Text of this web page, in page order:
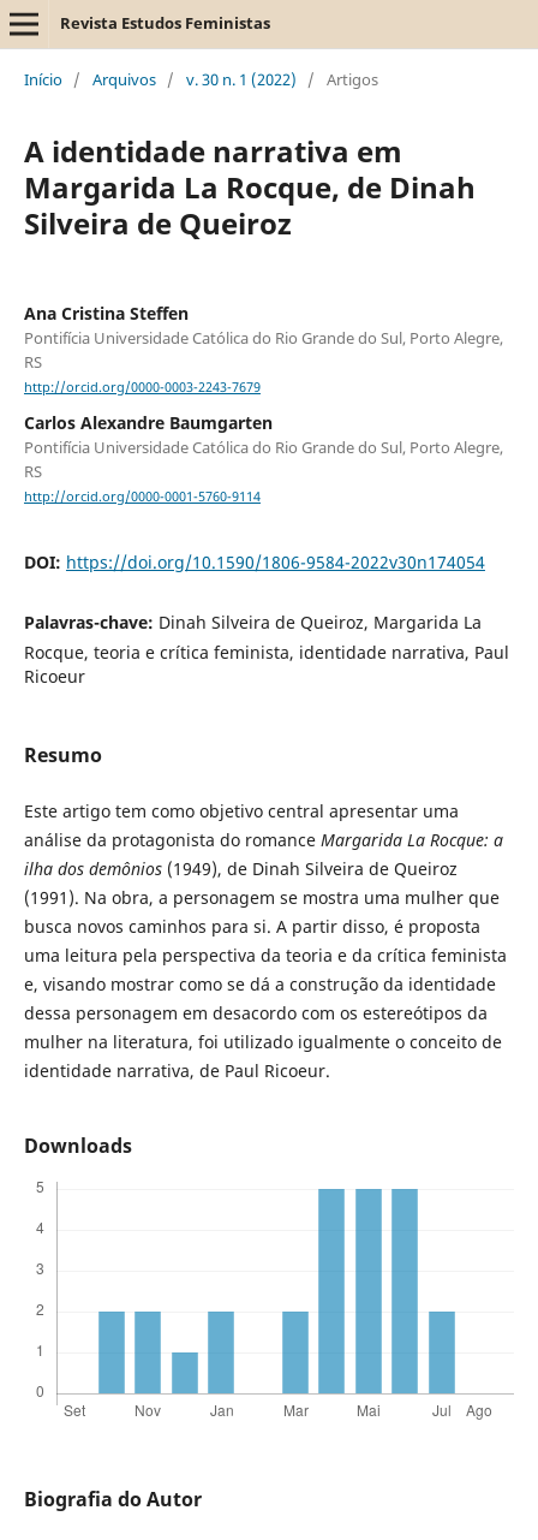
Revista Estudos Feministas
Início / Arquivos / v. 30 n. 1 (2022) / Artigos
A identidade narrativa em
Margarida La Rocque, de Dinah
Silveira de Queiroz
Ana Cristina Steffen
Pontifícia Universidade Católica do Rio Grande do Sul, Porto Alegre,
RS
http://orcid.org/0000-0003-2243-7679
Carlos Alexandre Baumgarten
Pontifícia Universidade Católica do Rio Grande do Sul, Porto Alegre,
RS
http://orcid.org/0000-0001-5760-9114
DOI: https://doi.org/10.1590/1806-9584-2022v30n174054
Palavras-chave: Dinah Silveira de Queiroz, Margarida La
Rocque, teoria e crítica feminista, identidade narrativa, Paul
Ricoeur
Resumo
Este artigo tem como objetivo central apresentar uma
análise da protagonista do romance Margarida La Rocque: a
ilha dos demônios(1949), de Dinah Silveira de Queiroz
(1991). Na obra, a personagem se mostra uma mulher que
busca novos caminhos para si. A partir disso, é proposta
uma leitura pela perspectiva da teoria e da crítica feminista
e, visando mostrar como se dá a construção da identidade
dessa personagem em desacordo com os estereótipos da
mulher na literatura, foi utilizado igualmente o conceito de
identidade narrativa, de Paul Ricoeur.
Downloads
Biografia do Autor